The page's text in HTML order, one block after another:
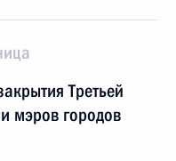
Третьей
мэров городов